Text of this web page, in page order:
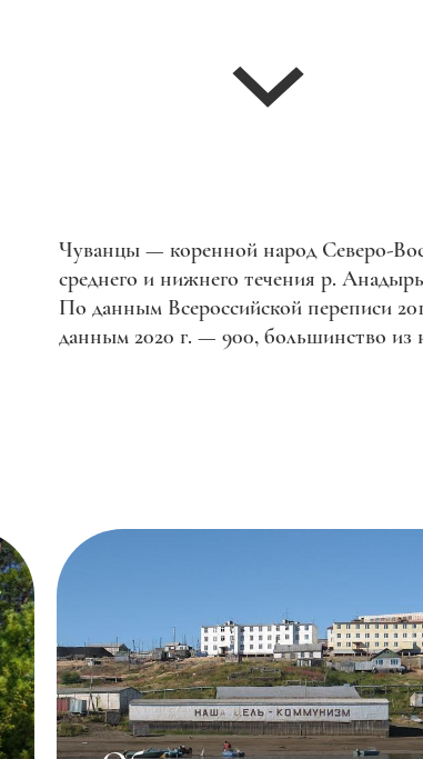
Чуванцы — коренной народ Северо-
среднего и нижнего течения р.
По данным Всероссийской переписи
данным 2020 г. — 900, большинство из